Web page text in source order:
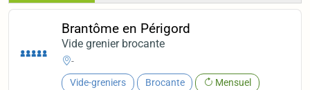
Brantôme en Périgord
Vide grenier brocante
-
Vide-greniers Brocante Mensuel